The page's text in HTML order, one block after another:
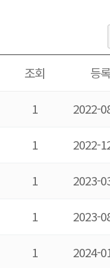
조회 등록
1 2022-
1 2022-
1 2023-
1 2023-
1 2024-